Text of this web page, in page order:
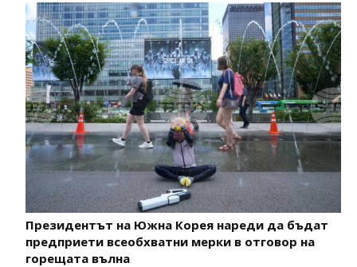
Президентът на Южна Корея нареди да бъдат
предприети всеобхватни мерки в отговор на
горещата вълна